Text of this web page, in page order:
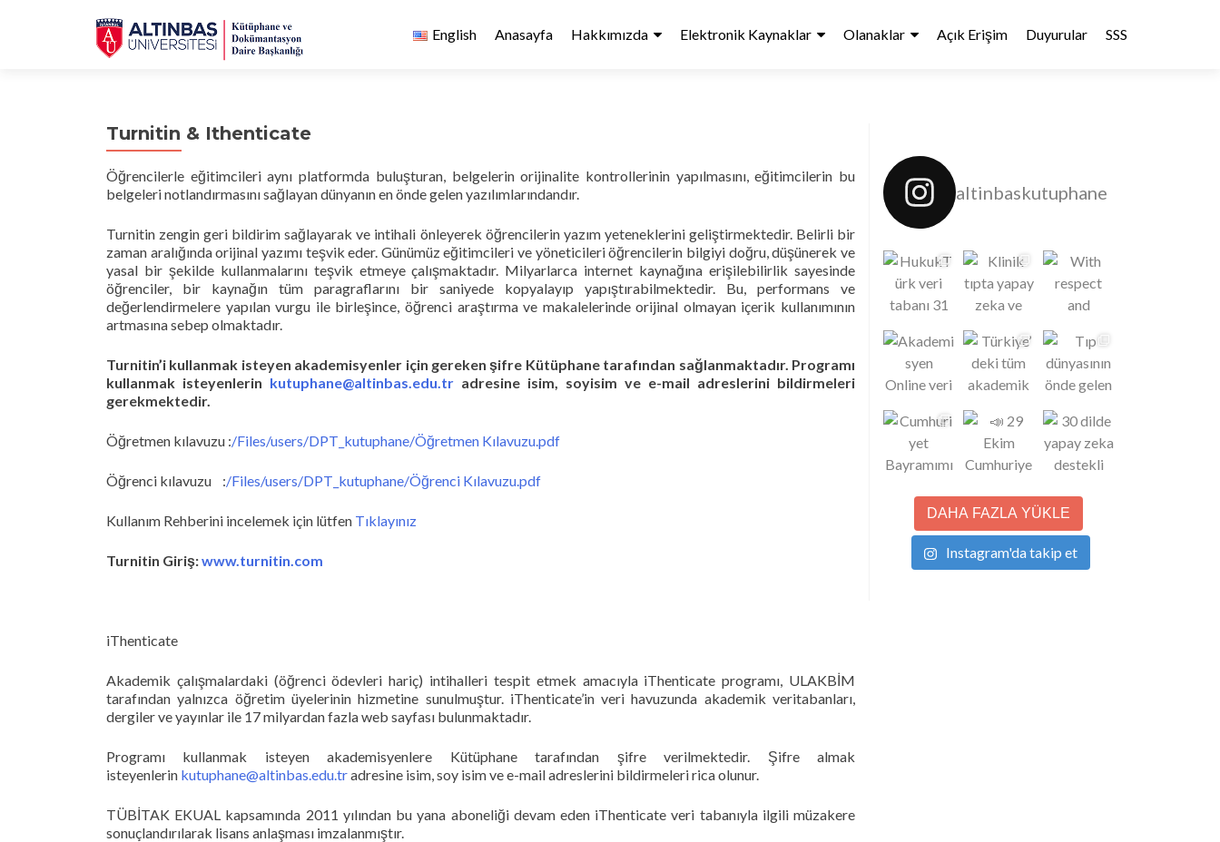
English Anasayfa Hakkımızda Elektronik Kaynaklar Olanaklar Açık Erişim Duyurular SSS
Turnitin & Ithenticate
Öğrencilerle eğitimcileri aynı platformda buluşturan, belgelerin orijinalite kontrollerinin yapılmasını, eğitimcilerin bu
belgeleri notlandırmasını sağlayan dünyanın en önde gelen yazılımlarındandır.
Turnitin zengin geri bildirim sağlayarak ve intihali önleyerek öğrencilerin yazım yeteneklerini geliştirmektedir. Belirli bir
zaman aralığında orijinal yazımı teşvik eder. Günümüz eğitimcileri ve yöneticileri öğrencilerin bilgiyi doğru, düşünerek ve
yasal bir şekilde kullanmalarını teşvik etmeye çalışmaktadır. Milyarlarca internet kaynağına erişilebilirlik sayesinde
öğrenciler, bir kaynağın tüm paragraflarını bir saniyede kopyalayıp yapıştırabilmektedir. Bu, performans ve
değerlendirmelere yapılan vurgu ile birleşince, öğrenci araştırma ve makalelerinde orijinal olmayan içerik kullanımının
artmasına sebep olmaktadır.
Turnitin’i kullanmak isteyen akademisyenler için gereken şifre Kütüphane tarafından sağlanmaktadır. Programı
kullanmak isteyenlerin kutuphane@altinbas.edu.tr adresine isim, soyisim ve e-mail adreslerini bildirmeleri
gerekmektedir.
Öğretmen kılavuzu :/Files/users/DPT_kutuphane/Öğretmen Kılavuzu.pdf
Öğrenci kılavuzu :/Files/users/DPT_kutuphane/Öğrenci Kılavuzu.pdf
Kullanım Rehberini incelemek için lütfen Tıklayınız
Turnitin Giriş:www.turnitin.com
iThenticate
Akademik çalışmalardaki (öğrenci ödevleri hariç) intihalleri tespit etmek amacıyla iThenticate programı, ULAKBİM
tarafından yalnızca öğretim üyelerinin hizmetine sunulmuştur. iThenticate’in veri havuzunda akademik veritabanları,
dergiler ve yayınlar ile 17 milyardan fazla web sayfası bulunmaktadır.
Programı kullanmak isteyen akademisyenlere Kütüphane tarafından şifre verilmektedir. Şifre almak
isteyenlerin kutuphane@altinbas.edu.tradresine isim, soy isim ve e-mail adreslerini bildirmeleri rica olunur.
TÜBİTAK EKUAL kapsamında 2011 yılından bu yana aboneliği devam eden iThenticate veri tabanıyla ilgili müzakere
sonuçlandırılarak lisans anlaşması imzalanmıştır.
altinbaskutuphane
DAHA FAZLA YÜKLE
Instagram'da takip et